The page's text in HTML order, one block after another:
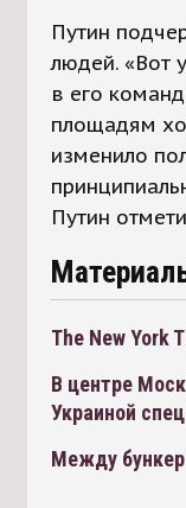
Путин
людей. «Вот
в его
площадям
изменило
Путин
The New York
В центре
Украиной
Между